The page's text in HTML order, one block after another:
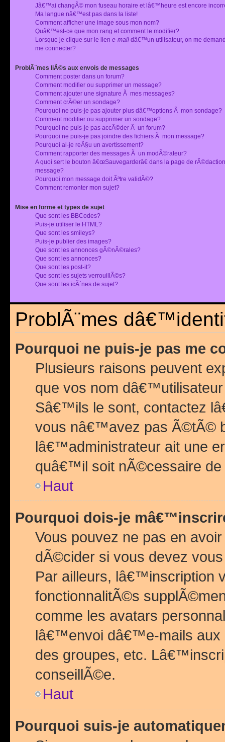
Jâ€™ai changÃ© mon fuseau horaire et lâ€™heure est encore
Ma langue nâ€™est pas dans la liste!
Comment afficher une image sous mon nom?
Quâ€™est-ce que mon rang et comment le modifier?
Lorsque je clique sur le lien e-mail dâ€™un utilisateur, on me
me connecter?
ProblÃ¨mes liÃ©s aux envois de messages
Comment poster dans un forum?
Comment modifier ou supprimer un message?
Comment ajouter une signature Ã mes messages?
Comment crÃ©er un sondage?
Pourquoi ne puis-je pas ajouter plus dâ€™options Ã mon sondage?
Comment modifier ou supprimer un sondage?
Pourquoi ne puis-je pas accÃ©der Ã un forum?
Pourquoi ne puis-je pas joindre des fichiers Ã mon message?
Pourquoi ai-je reÃ§u un avertissement?
Comment rapporter des messages Ã un modÃ©rateur?
A quoi sert le bouton â€œSauvegarderâ€ dans la page de
message?
Pourquoi mon message doit Ãªtre validÃ©?
Comment remonter mon sujet?
Mise en forme et types de sujet
Que sont les BBCodes?
Puis-je utiliser le HTML?
Que sont les smileys?
Puis-je publier des images?
Que sont les annonces gÃ©nÃ©rales?
Que sont les annonces?
Que sont les post-it?
Que sont les sujets verrouillÃ©s?
Que sont les icÃ´nes de sujet?
ProblÃ¨mes
Pourquoi ne puis-je pas me
Plusieurs raisons peuvent
que vos nom
Sâ€™ils le sont, contactez
vous nâ€™avez pas Ã©tÃ©
lâ€™administrateur ait une
quâ€™il soit nÃ©cessaire de
Haut
Pourquoi dois-je
Vous pouvez ne pas en
dÃ©cider si vous devez
Par ailleurs, lâ€™inscription
fonctionnalitÃ©s
comme les avatars
lâ€™envoi dâ€™e-mails
des groupes, etc.
conseillÃ©e.
Haut
Pourquoi suis-je